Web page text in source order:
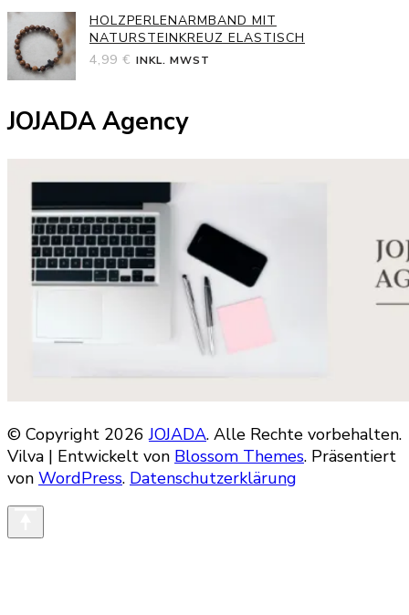
HOLZPERLENARMBAND MIT
NATURSTEINKREUZ ELASTISCH
4,99 € INKL. MWST
JOJADA Agency
© Copyright 2026JOJADA. Alle Rechte vorbehalten.
Vilva | Entwickelt von Blossom Themes. Präsentiert
von WordPress. Datenschutzerklärung